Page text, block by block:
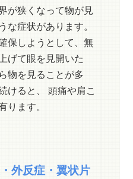
が狭くなって物が見
な症状があります。
保しようとして、無
げて眼を見開いた
物を見ることが多
けると、 頭痛や肩こ
ります。
外反症・翼状片